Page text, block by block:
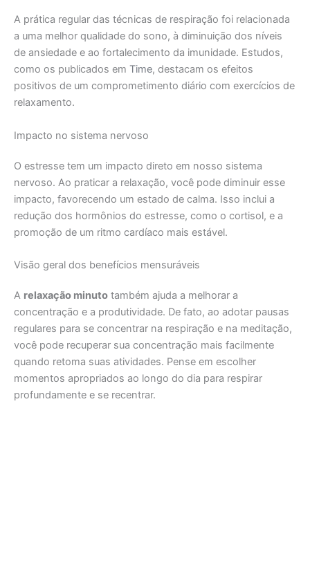
A prática regular das técnicas de respiração foi relacionada
a uma melhor qualidade do sono, à diminuição dos níveis
de ansiedade e ao fortalecimento da imunidade. Estudos,
como os publicados em Time, destacam os efeitos
positivos de um comprometimento diário com exercícios de
relaxamento.
Impacto no sistema nervoso
O estresse tem um impacto direto em nosso sistema
nervoso. Ao praticar a relaxação, você pode diminuir esse
impacto, favorecendo um estado de calma. Isso inclui a
redução dos hormônios do estresse, como o cortisol, e a
promoção de um ritmo cardíaco mais estável.
Visão geral dos benefícios mensuráveis
A relaxação minuto também ajuda a melhorar a
concentração e a produtividade. De fato, ao adotar pausas
regulares para se concentrar na respiração e na meditação,
você pode recuperar sua concentração mais facilmente
quando retoma suas atividades. Pense em escolher
momentos apropriados ao longo do dia para respirar
profundamente e se recentrar.